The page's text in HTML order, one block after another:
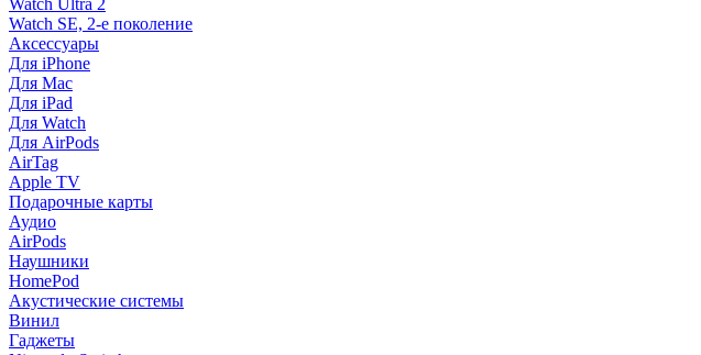
Watch Ultra 2
Watch SE, 2-е поколение
Аксессуары
Для iPhone
Для Mac
Для iPad
Для Watch
Для AirPods
AirTag
Apple TV
Подарочные карты
Аудио
AirPods
Наушники
HomePod
Акустические системы
Винил
Гаджеты